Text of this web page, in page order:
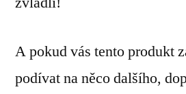
A pokud vás tento produkt
podívat na něco dalšího,